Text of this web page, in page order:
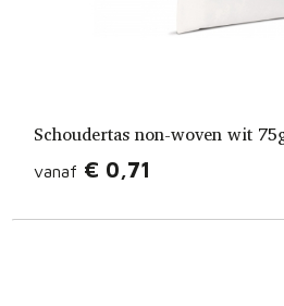
Schoudertas non-woven wit
vanaf € 0,71